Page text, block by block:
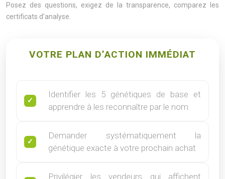
Posez des questions, exigez de la transparence, comparez les
certificats d’analyse.
VOTRE PLAN D’ACTION IMMÉDIAT
Identifier les 5 génétiques de base et
apprendre à les reconnaître par le nom
Demander systématiquement la
génétique exacte à votre prochain achat
Privilégier les vendeurs qui affichent